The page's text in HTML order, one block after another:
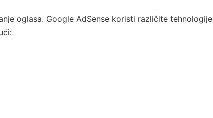
oglasa. Google AdSense koristi različite tehnologije